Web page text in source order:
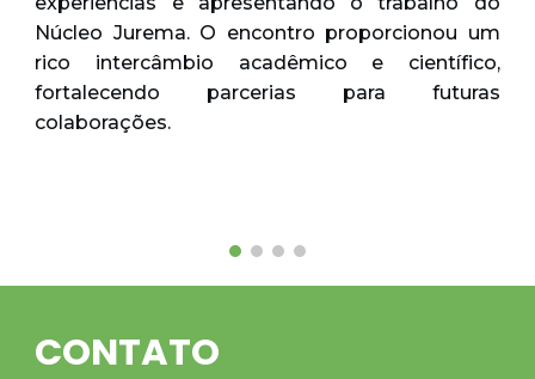
Núcleo Jurema. O encontro proporcionou um
rico intercâmbio acadêmico e científico,
fortalecendo parcerias para futuras
colaborações.
CONTATO